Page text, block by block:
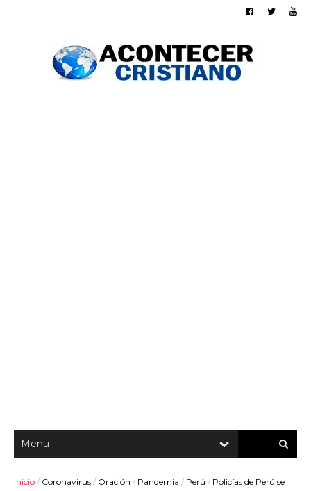
Inicio / Coronavirus / Oración / Pandemia / Perú / Policías de Perú se